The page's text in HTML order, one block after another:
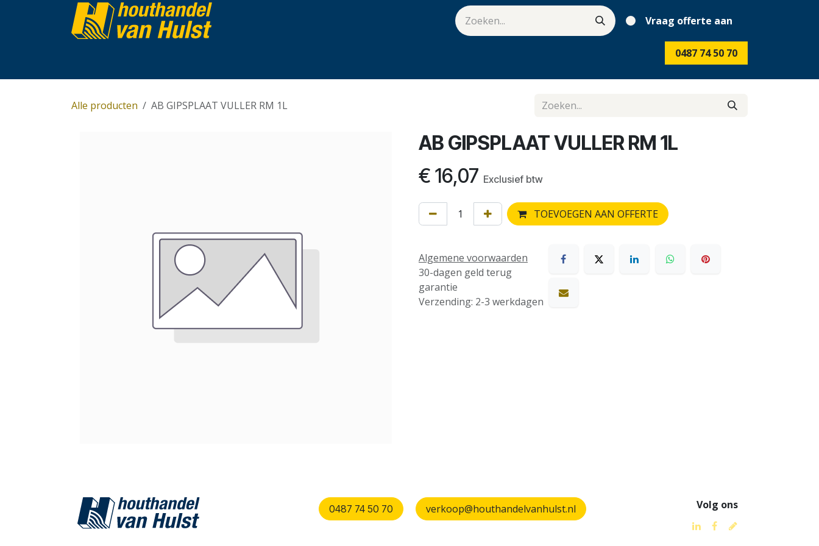
Overslaan naar inhoud
Vraag offerte aan
0487 74 50 70
Alle producten AB GIPSPLAAT VULLER RM 1L
AB GIPSPLAAT VULLER RM 1L
€ 16,07 Exclusief btw
TOEVOEGEN AAN OFFERTE
Algemene voorwaarden
30-dagen geld terug
garantie
Verzending: 2-3 werkdagen
verkoop@houthandelvanhulst.nl Volg ons
0487 74 50 70